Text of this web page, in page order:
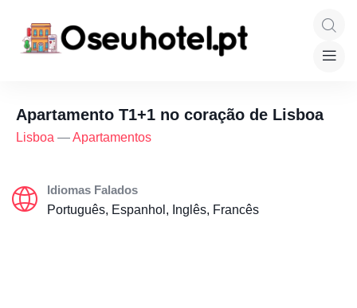
Apartamento T1+1 no coração de Lisboa
Lisboa —Apartamentos
Idiomas Falados
Português, Espanhol, Inglês, Francês